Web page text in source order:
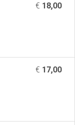
€ 18,00
€ 17,00